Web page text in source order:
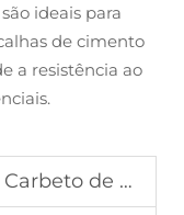
ideais para
de cimento
a resistência ao
Útil de Máquinas Pesadas?